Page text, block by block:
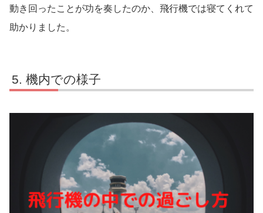
動き回ったことが功を奏したのか、飛行機では寝てくれて
助かりました。
機内での様子